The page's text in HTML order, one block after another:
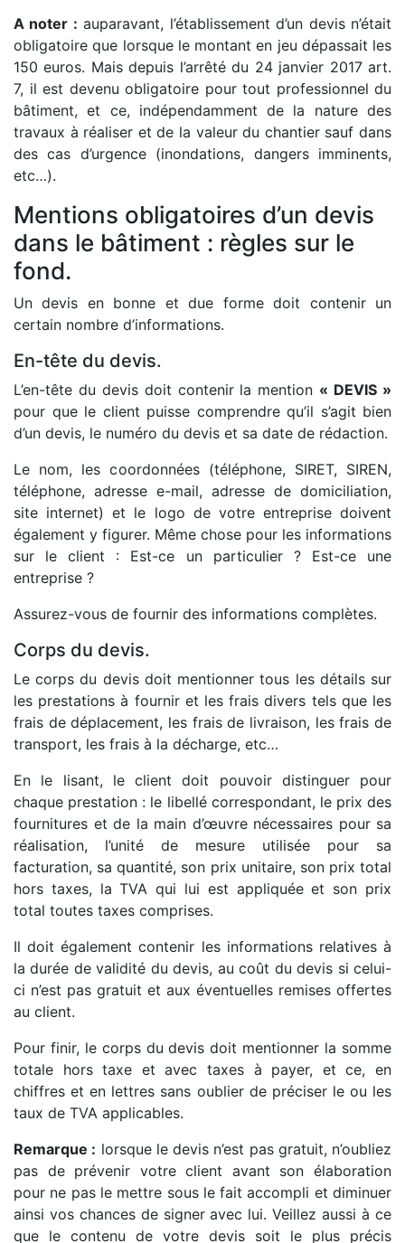
A noter : auparavant, l’établissement d’un devis n’était
obligatoire que lorsque le montant en jeu dépassait les
150 euros. Mais depuis l’arrêté du 24 janvier 2017 art.
7, il est devenu obligatoire pour tout professionnel du
bâtiment, et ce, indépendamment de la nature des
travaux à réaliser et de la valeur du chantier sauf dans
des cas d’urgence (inondations, dangers imminents,
etc…).
Mentions obligatoires d’un devis
dans le bâtiment : règles sur le
fond.
Un devis en bonne et due forme doit contenir un
certain nombre d’informations.
En-tête du devis.
L’en-tête du devis doit contenir la mention « DEVIS »
pour que le client puisse comprendre qu’il s’agit bien
d’un devis, le numéro du devis et sa date de rédaction.
Le nom, les coordonnées (téléphone, SIRET, SIREN,
téléphone, adresse e-mail, adresse de domiciliation,
site internet) et le logo de votre entreprise doivent
également y figurer. Même chose pour les informations
sur le client : Est-ce un particulier ? Est-ce une
entreprise ?
Assurez-vous de fournir des informations complètes.
Corps du devis.
Le corps du devis doit mentionner tous les détails sur
les prestations à fournir et les frais divers tels que les
frais de déplacement, les frais de livraison, les frais de
transport, les frais à la décharge, etc…
En le lisant, le client doit pouvoir distinguer pour
chaque prestation : le libellé correspondant, le prix des
fournitures et de la main d’œuvre nécessaires pour sa
réalisation, l’unité de mesure utilisée pour sa
facturation, sa quantité, son prix unitaire, son prix total
hors taxes, la TVA qui lui est appliquée et son prix
total toutes taxes comprises.
Il doit également contenir les informations relatives à
la durée de validité du devis, au coût du devis si celui-
ci n’est pas gratuit et aux éventuelles remises offertes
au client.
Pour finir, le corps du devis doit mentionner la somme
totale hors taxe et avec taxes à payer, et ce, en
chiffres et en lettres sans oublier de préciser le ou les
taux de TVA applicables.
Remarque : lorsque le devis n’est pas gratuit, n’oubliez
pas de prévenir votre client avant son élaboration
pour ne pas le mettre sous le fait accompli et diminuer
ainsi vos chances de signer avec lui. Veillez aussi à ce
que le contenu de votre devis soit le plus précis